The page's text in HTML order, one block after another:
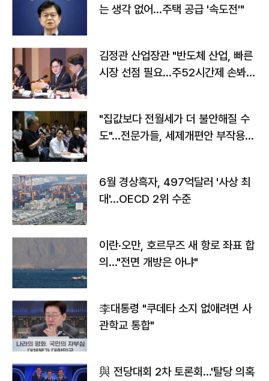
는 생각 없어…주택 공급 '속도전'"
김정관 산업장관 "반도체 산업, 빠른
시장 선점 필요…주52시간제 손봐
"집값보다 전월세가 더 불안해질 수
도"…전문가들, 세제개편안 부작용
6월 경상흑자, 497억달러 '사상 최
대'…OECD 2위 수준
이란·오만, 호르무즈 새 항로 좌표 합
의…"전면 개방은 아냐"
李대통령 "쿠데타 소지 없애려면 사
관학교 통합"
與 전당대회 2차 토론회…'탈당 의혹